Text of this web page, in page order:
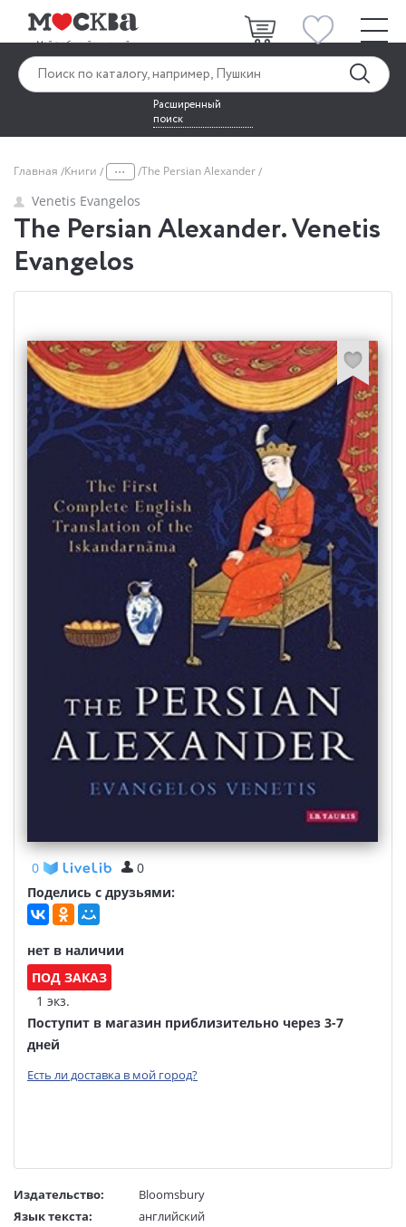
Расширенный
поиск
Главная Книги ... The Persian Alexander
Venetis Evangelos
The Persian Alexander. Venetis
Evangelos
0
0
Поделись с друзьями:
нет в наличии
ПОД ЗАКАЗ
1 экз.
Поступит в магазин приблизительно через 3-7
дней
Есть ли доставка в мой город?
Издательство:
Bloomsbury
Язык текста:
английский